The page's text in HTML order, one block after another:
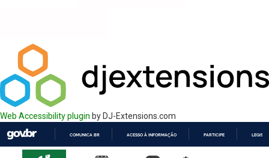
Web Accessibility plugin by DJ-Extensions.com
COMUNICA BR ACESSO À INFORMAÇÃO PARTICIPE